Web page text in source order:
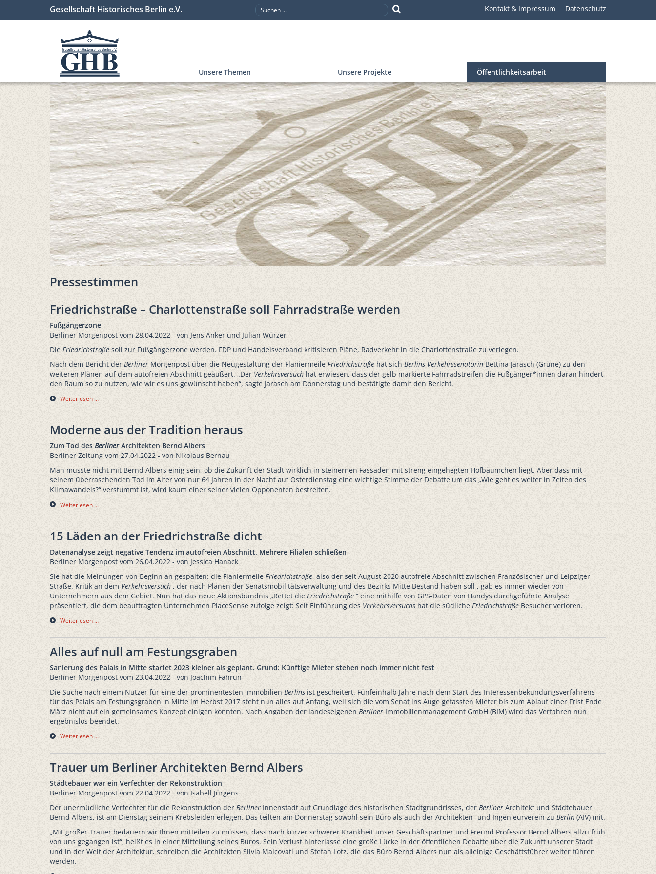
Gesellschaft Historisches Berlin e.V. Kontakt & Impressum Datenschutz
Unsere Themen Unsere Projekte Öffentlichkeitsarbeit
Pressestimmen
Friedrichstraße – Charlottenstraße soll Fahrradstraße werden
Fußgängerzone
Berliner Morgenpost vom 28.04.2022 - von Jens Anker und Julian Würzer
Die Friedrichstraße soll zur Fußgängerzone werden. FDP und Handelsverband kritisieren Pläne, Radverkehr in die Charlottenstraße zu verlegen.
Nach dem Bericht der Berliner Morgenpost über die Neugestaltung der Flaniermeile Friedrichstraße hat sich Berlins Verkehrssenatorin Bettina Jarasch (Grüne) zu den
weiteren Plänen auf dem autofreien Abschnitt geäußert. „Der Verkehrsversuch hat erwiesen, dass der gelb markierte Fahrradstreifen die Fußgänger*innen daran hindert,
den Raum so zu nutzen, wie wir es uns gewünscht haben“, sagte Jarasch am Donnerstag und bestätigte damit den Bericht.
Weiterlesen …
Moderne aus der Tradition heraus
Zum Tod des BerlinerArchitekten Bernd Albers
Berliner Zeitung vom 27.04.2022 - von Nikolaus Bernau
Man musste nicht mit Bernd Albers einig sein, ob die Zukunft der Stadt wirklich in steinernen Fassaden mit streng eingehegten Hofbäumchen liegt. Aber dass mit
seinem überraschenden Tod im Alter von nur 64 Jahren in der Nacht auf Osterdienstag eine wichtige Stimme der Debatte um das „Wie geht es weiter in Zeiten des
Klimawandels?“ verstummt ist, wird kaum einer seiner vielen Opponenten bestreiten.
Weiterlesen …
15 Läden an der Friedrichstraße dicht
Datenanalyse zeigt negative Tendenz im autofreien Abschnitt. Mehrere Filialen schließen
Berliner Morgenpost vom 26.04.2022 - von Jessica Hanack
Sie hat die Meinungen von Beginn an gespalten: die Flaniermeile Friedrichstraße, also der seit August 2020 autofreie Abschnitt zwischen Französischer und Leipziger
Straße. Kritik an dem Verkehrsversuch , der nach Plänen der Senatsmobilitätsverwaltung und des Bezirks Mitte Bestand haben soll , gab es immer wieder von
Unternehmern aus dem Gebiet. Nun hat das neue Aktionsbündnis „Rettet die Friedrichstraße “ eine mithilfe von GPS-Daten von Handys durchgeführte Analyse
präsentiert, die dem beauftragten Unternehmen PlaceSense zufolge zeigt: Seit Einführung des Verkehrsversuchs hat die südliche Friedrichstraße Besucher verloren.
Weiterlesen …
Alles auf null am Festungsgraben
Sanierung des Palais in Mitte startet 2023 kleiner als geplant. Grund: Künftige Mieter stehen noch immer nicht fest
Berliner Morgenpost vom 23.04.2022 - von Joachim Fahrun
Die Suche nach einem Nutzer für eine der prominentesten Immobilien Berlins ist gescheitert. Fünfeinhalb Jahre nach dem Start des Interessenbekundungsverfahrens
für das Palais am Festungsgraben in Mitte im Herbst 2017 steht nun alles auf Anfang, weil sich die vom Senat ins Auge gefassten Mieter bis zum Ablauf einer Frist Ende
März nicht auf ein gemeinsames Konzept einigen konnten. Nach Angaben der landeseigenen Berliner Immobilienmanagement GmbH (BIM) wird das Verfahren nun
ergebnislos beendet.
Weiterlesen …
Trauer um Berliner Architekten Bernd Albers
Städtebauer war ein Verfechter der Rekonstruktion
Berliner Morgenpost vom 22.04.2022 - von Isabell Jürgens
Der unermüdliche Verfechter für die Rekonstruktion der Berliner Innenstadt auf Grundlage des historischen Stadtgrundrisses, der Berliner Architekt und Städtebauer
Bernd Albers, ist am Dienstag seinem Krebsleiden erlegen. Das teilten am Donnerstag sowohl sein Büro als auch der Architekten- und Ingenieurverein zu Berlin (AIV) mit.
„Mit großer Trauer bedauern wir Ihnen mitteilen zu müssen, dass nach kurzer schwerer Krankheit unser Geschäftspartner und Freund Professor Bernd Albers allzu früh
von uns gegangen ist“, heißt es in einer Mitteilung seines Büros. Sein Verlust hinterlasse eine große Lücke in der öffentlichen Debatte über die Zukunft unserer Stadt
und in der Welt der Architektur, schreiben die Architekten Silvia Malcovati und Stefan Lotz, die das Büro Bernd Albers nun als alleinige Geschäftsführer weiter führen
werden.